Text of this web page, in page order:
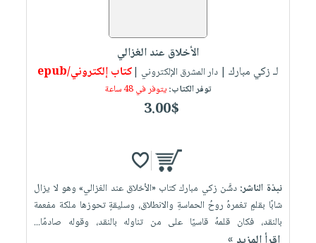
الأخلاق عند الغزالي
لـ زكي مبارك | دار المشرق الإلكتروني |كتاب إلكتروني/epub
توفر الكتاب:يتوفر في 48 ساعة
3.00$
نبذة الناشر: دشَّن زكي مبارك كتاب «الأخلاق عند الغزالي» وهو لا يزال
شابًا بقلمٍ تغمرهُ روحُ الحماسةِ والانطلاق، وسليقةٍ تحوزها ملكة مفعمة
بالنقد، فكان قلمهُ قاسيًا على من تناوله بالنقد، وقوله صادمًا...